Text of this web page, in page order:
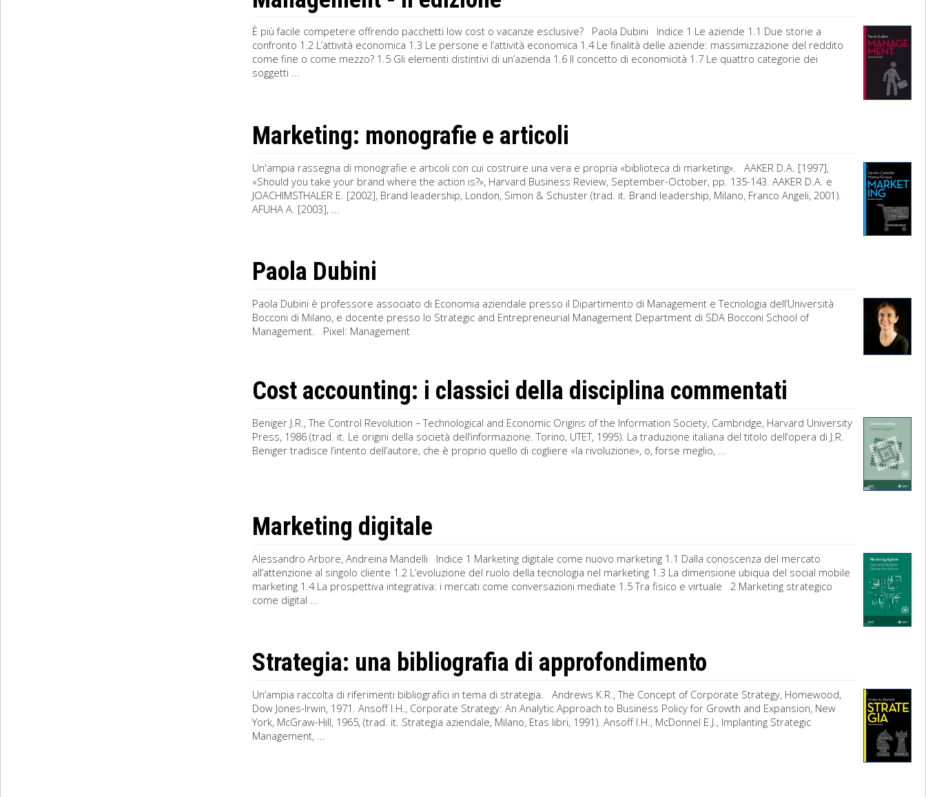
È più facile competere offrendo pacchetti low cost o vacanze esclusive? Paola Dubini Indice 1 Le aziende 1.1 Due storie a
confronto 1.2 L’attività economica 1.3 Le persone e l’attività economica 1.4 Le finalità delle aziende: massimizzazione del reddito
come fine o come mezzo? 1.5 Gli elementi distintivi di un’azienda 1.6 Il concetto di economicità 1.7 Le quattro categorie dei
soggetti ...
Marketing: monografie e articoli
Un'ampia rassegna di monografie e articoli con cui costruire una vera e propria «biblioteca di marketing». AAKER D.A. [1997],
«Should you take your brand where the action is?», Harvard Business Review, September-October, pp. 135-143. AAKER D.A. e
JOACHIMSTHALER E. [2002], Brand leadership, London, Simon & Schuster (trad. it. Brand leadership, Milano, Franco Angeli, 2001).
AFUHA A. [2003], ...
Paola Dubini
Paola Dubini è professore associato di Economia aziendale presso il Dipartimento di Management e Tecnologia dell’Università
Bocconi di Milano, e docente presso lo Strategic and Entrepreneurial Management Department di SDA Bocconi School of
Management. Pixel: Management
Cost accounting: i classici della disciplina commentati
Beniger J.R., The Control Revolution – Technological and Economic Origins of the Information Society, Cambridge, Harvard University
Press, 1986 (trad. it. Le origini della società dell’informazione. Torino, UTET, 1995). La traduzione italiana del titolo dell’opera di J.R.
Beniger tradisce l’intento dell’autore, che è proprio quello di cogliere «la rivoluzione», o, forse meglio, ...
Marketing digitale
Alessandro Arbore, Andreina Mandelli Indice 1 Marketing digitale come nuovo marketing 1.1 Dalla conoscenza del mercato
all’attenzione al singolo cliente 1.2 L’evoluzione del ruolo della tecnologia nel marketing 1.3 La dimensione ubiqua del social mobile
marketing 1.4 La prospettiva integrativa: i mercati come conversazioni mediate 1.5 Tra fisico e virtuale 2 Marketing strategico
come digital ...
Strategia: una bibliografia di approfondimento
Un’ampia raccolta di riferimenti bibliografici in tema di strategia. Andrews K.R., The Concept of Corporate Strategy, Homewood,
Dow Jones-Irwin, 1971. Ansoff I.H., Corporate Strategy: An Analytic Approach to Business Policy for Growth and Expansion, New
York, McGraw-Hill, 1965, (trad. it. Strategia aziendale, Milano, Etas libri, 1991). Ansoff I.H., McDonnel E.J., Implanting Strategic
Management, ...